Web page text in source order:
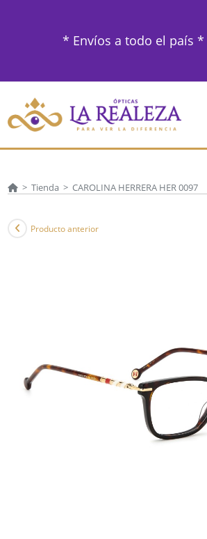
* Envíos a todo el país *
> Tienda > CAROLINA HERRERA HER 0097
Producto anterior